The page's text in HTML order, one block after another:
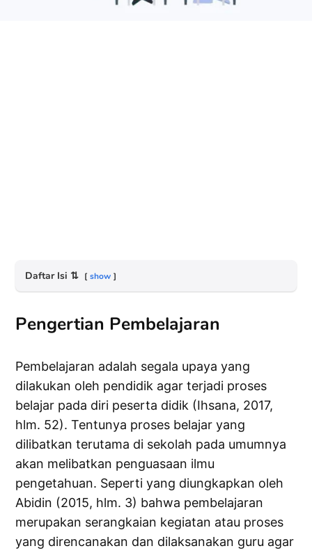
Daftar Isi ⇅ show
Pengertian Pembelajaran
Pembelajaran adalah segala upaya yang
dilakukan oleh pendidik agar terjadi proses
belajar pada diri peserta didik (Ihsana, 2017,
hlm. 52). Tentunya proses belajar yang
dilibatkan terutama di sekolah pada umumnya
akan melibatkan penguasaan ilmu
pengetahuan. Seperti yang diungkapkan oleh
Abidin (2015, hlm. 3) bahwa pembelajaran
merupakan serangkaian kegiatan atau proses
yang direncanakan dan dilaksanakan guru agar